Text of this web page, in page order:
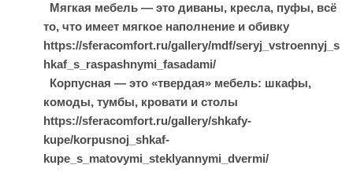
Мягкая мебель — это диваны, кресла, пуфы, всё
то, что имеет мягкое наполнение и обивку
https://sferacomfort.ru/gallery/mdf/seryj_vstroennyj_s
hkaf_s_raspashnymi_fasadami/
Корпусная — это «твердая» мебель: шкафы,
комоды, тумбы, кровати и столы
https://sferacomfort.ru/gallery/shkafy-
kupe/korpusnoj_shkaf-
kupe_s_matovymi_steklyannymi_dvermi/